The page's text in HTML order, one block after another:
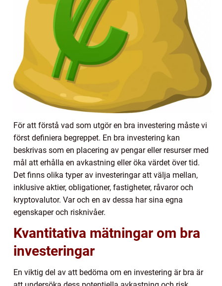
För att förstå vad som utgör en bra investering måste vi
först definiera begreppet. En bra investering kan
beskrivas som en placering av pengar eller resurser med
mål att erhålla en avkastning eller öka värdet över tid.
Det finns olika typer av investeringar att välja mellan,
inklusive aktier, obligationer, fastigheter, råvaror och
kryptovalutor. Var och en av dessa har sina egna
egenskaper och risknivåer.
Kvantitativa mätningar om bra
investeringar
En viktig del av att bedöma om en investering är bra är